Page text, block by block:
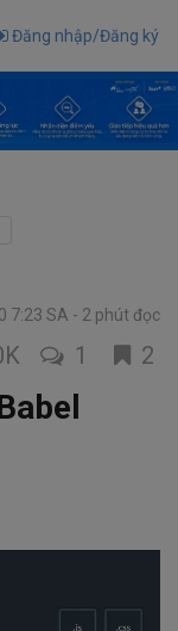
Đăng nhập/Đăng ký
7:23 SA 2 phút đọc
1 2